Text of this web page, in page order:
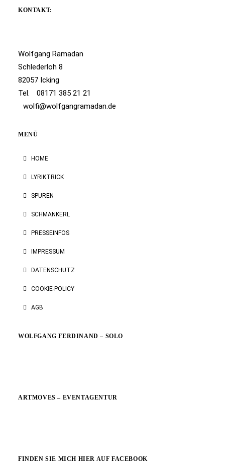
KONTAKT:
Wolfgang Ramadan
Schlederloh 8
82057 Icking
Tel.
08171 385 21 21
wolfi@wolfgangramadan.de
MENÜ
HOME
LYRIKTRICK
SPUREN
SCHMANKERL
PRESSEINFOS
IMPRESSUM
DATENSCHUTZ
COOKIE-POLICY
AGB
WOLFGANG FERDINAND – SOLO
ARTMOVES – EVENTAGENTUR
FINDEN SIE MICH HIER AUF FACEBOOK